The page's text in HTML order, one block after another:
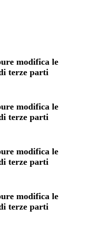
modifica le
terze parti
modifica le
terze parti
modifica le
terze parti
modifica le
terze parti